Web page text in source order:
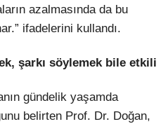
azalmasında da bu
ifadelerini kullandı.
şarkı söylemek bile etkili
gündelik yaşamda
belirten Prof. Dr. Doğan,